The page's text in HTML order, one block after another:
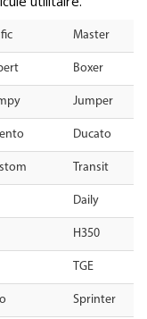
Master
Boxer
Jumper
Ducato
Transit
Daily
H350
TGE
Sprinter